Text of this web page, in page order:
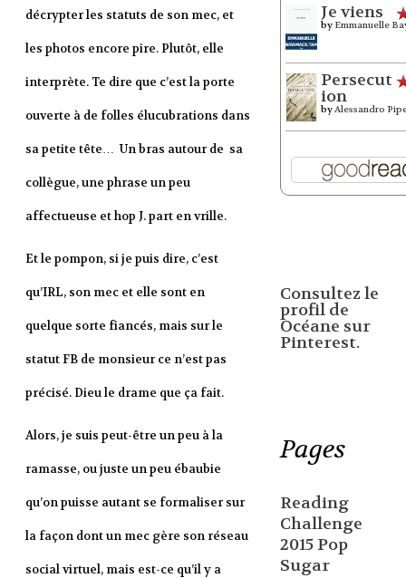
décrypter les statuts de son mec, et
les photos encore pire. Plutôt, elle
interprète. Te dire que c’est la porte
ouverte à de folles élucubrations dans
sa petite tête… Un bras autour de sa
collègue, une phrase un peu
affectueuse et hop J. part en vrille.
Et le pompon, si je puis dire, c’est
qu’IRL, son mec et elle sont en
quelque sorte fiancés, mais sur le
statut FB de monsieur ce n’est pas
précisé. Dieu le drame que ça fait.
Alors, je suis peut-être un peu à la
ramasse, ou juste un peu ébaubie
qu’on puisse autant se formaliser sur
la façon dont un mec gère son réseau
social virtuel, mais est-ce qu’il y a
Je viens
by Emmanuelle
Persecut
ion
byAlessandro
Consultez le
profil de
Océane sur
Pinterest.
Pages
Reading
Challenge
2015 Pop
Sugar